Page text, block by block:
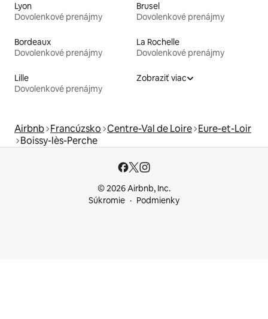
Lyon
Dovolenkové prenájmy
Brusel
Dovolenkové prenájmy
Bordeaux
Dovolenkové prenájmy
La Rochelle
Dovolenkové prenájmy
Lille
Dovolenkové prenájmy
Zobraziť viac
Airbnb Francúzsko Centre-Val de Loire Eure-et-Loir
Boissy-lès-Perche
© 2026 Airbnb, Inc.
Súkromie
Podmienky